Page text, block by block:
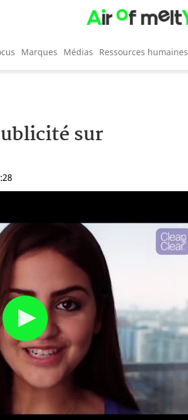
Marques Médias Ressources humaines
sur